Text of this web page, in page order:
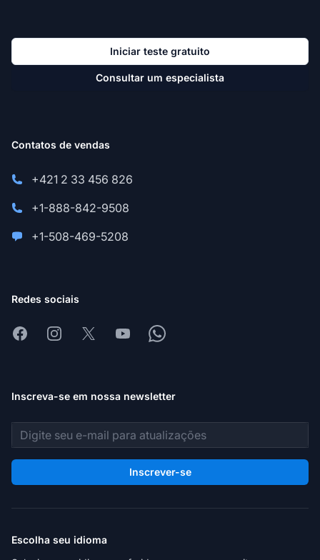
Iniciar teste gratuito
Consultar um especialista
Contatos de vendas
+421 2 33 456 826
+1-888-842-9508
+1-508-469-5208
Redes sociais
FacebookInstagram
X YoutubeWhatsapp
Inscreva-se em nossa newsletter
Endereço de e-mail
Inscrever-se
Escolha seu idioma